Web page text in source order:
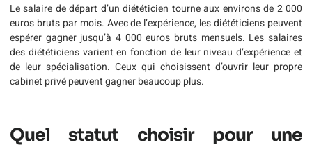
Le salaire de départ d’un diététicien tourne aux environs de 2 000
euros bruts par mois. Avec de l’expérience, les diététiciens peuvent
espérer gagner jusqu’à 4 000 euros bruts mensuels. Les salaires
des diététiciens varient en fonction de leur niveau d’expérience et
de leur spécialisation. Ceux qui choisissent d’ouvrir leur propre
cabinet privé peuvent gagner beaucoup plus.
Quel statut choisir pour une